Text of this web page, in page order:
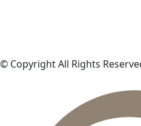
© Copyright All Rights